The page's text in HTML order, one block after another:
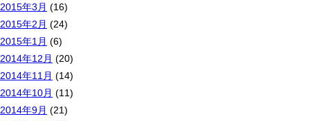
2015年3月 (16)
2015年2月 (24)
2015年1月 (6)
2014年12月 (20)
2014年11月 (14)
2014年10月 (11)
2014年9月 (21)